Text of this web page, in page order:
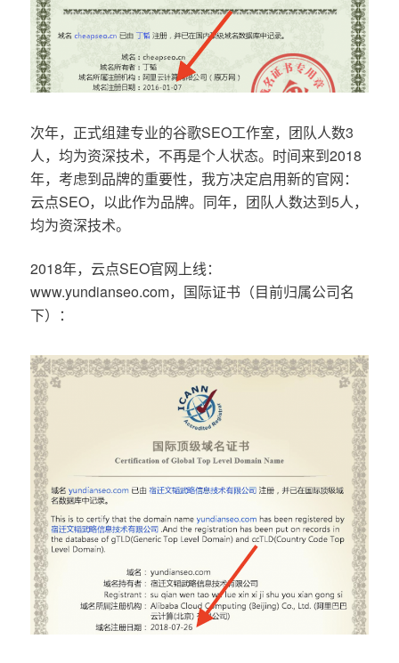
次年，正式组建专业的谷歌SEO工作室，团队人数3
人，均为资深技术，不再是个人状态。时间来到2018
年，考虑到品牌的重要性，我方决定启用新的官网：
云点SEO，以此作为品牌。同年，团队人数达到5人，
均为资深技术。
2018年，云点SEO官网上线：
www.yundianseo.com，国际证书（目前归属公司名
下）：